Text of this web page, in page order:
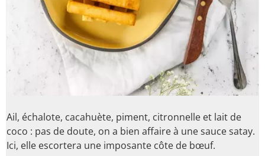
Ail, échalote, cacahuète, piment, citronnelle et lait de
coco : pas de doute, on a bien affaire à une sauce satay.
Ici, elle escortera une imposante côte de bœuf.